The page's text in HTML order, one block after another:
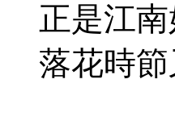
正是江
落花時